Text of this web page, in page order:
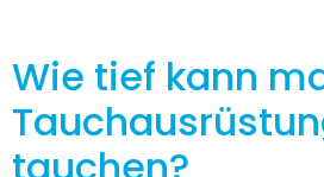
Wie tief kann